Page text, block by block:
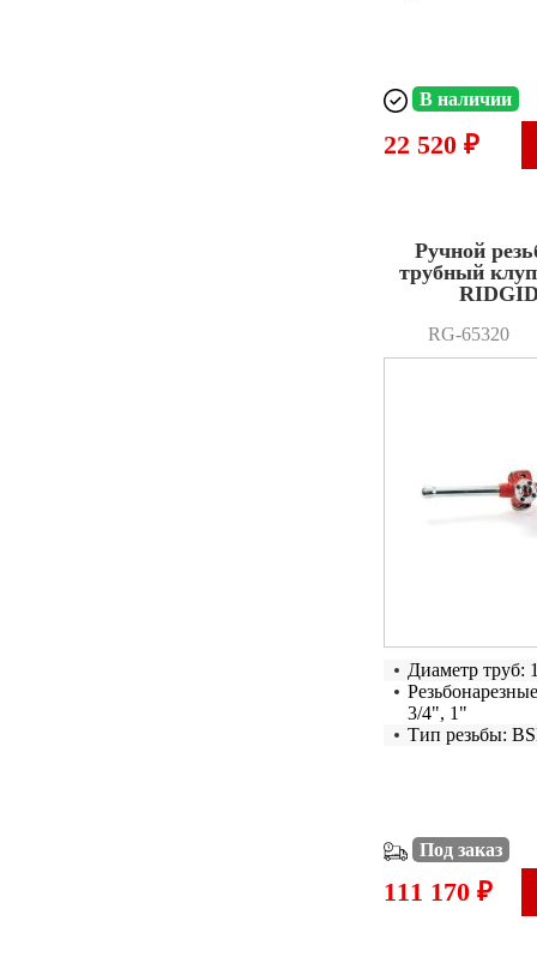
В наличии
22 520 ₽
Ручной
трубный
RG-65320
Диаметр труб:
3/4", 1"
Тип резьбы:
Под заказ
111 170 ₽